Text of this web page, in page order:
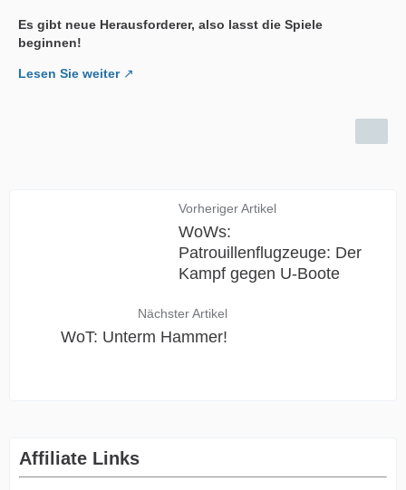
Es gibt neue Herausforderer, also lasst die Spiele
beginnen!
Lesen Sie weiter
Vorheriger Artikel
WoWs:
Patrouillenflugzeuge: Der
Kampf gegen U-Boote
Nächster Artikel
WoT: Unterm Hammer!
Affiliate Links